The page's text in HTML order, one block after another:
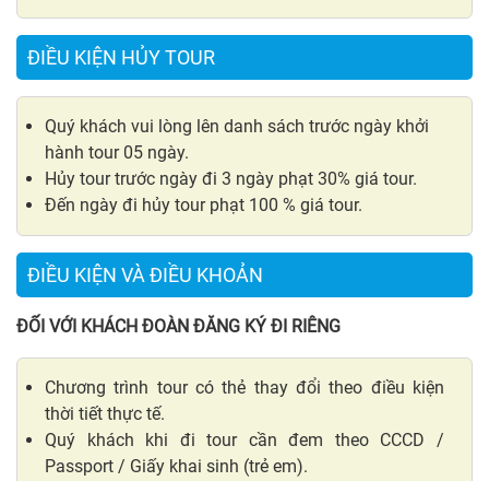
ĐIỀU KIỆN HỦY TOUR
Quý khách vui lòng lên danh sách trước ngày khởi
hành tour 05 ngày.
Hủy tour trước ngày đi 3 ngày phạt 30% giá tour.
Đến ngày đi hủy tour phạt 100 % giá tour.
ĐIỀU KIỆN VÀ ĐIỀU KHOẢN
ĐỐI VỚI KHÁCH ĐOÀN ĐĂNG KÝ ĐI RIÊNG
Chương trình tour có thẻ thay đổi theo điều kiện
thời tiết thực tế.
Quý khách khi đi tour cần đem theo CCCD /
Passport / Giấy khai sinh (trẻ em).